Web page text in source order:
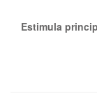
Estimula